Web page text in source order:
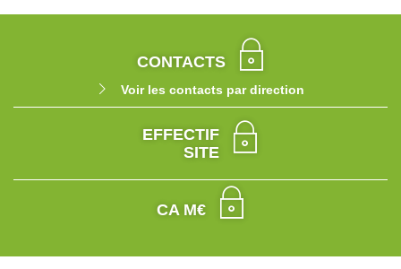
CONTACTS
Voir les contacts par direction
EFFECTIF
SITE
CA M€